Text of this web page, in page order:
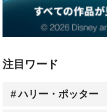
注目ワード
ハリー・ポッター
配信スケジュール